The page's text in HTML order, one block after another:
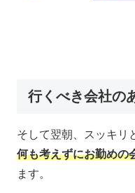
行くべき会社の
そして翌朝、スッキリ
何も考えずにお勤めの
ます。